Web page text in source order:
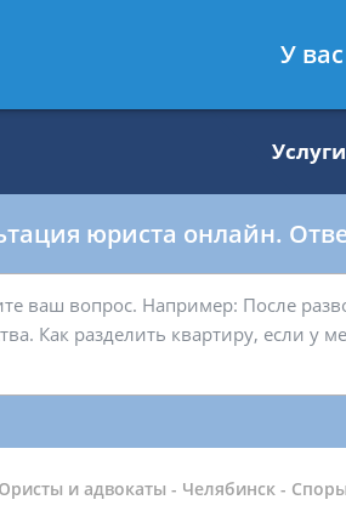
8 812 509-27-47
Услуги
юриста онлайн.
и адвокаты - Челябинск -
У